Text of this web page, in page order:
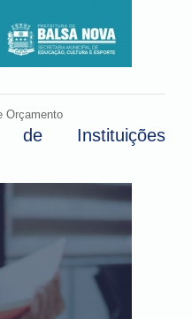
Orçamento
de Instituições